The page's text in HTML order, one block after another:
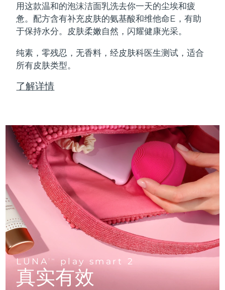
用这款温和的泡沫洁面乳洗去你一天的尘埃和疲
惫。配方含有补充皮肤的氨基酸和维他命E，有助
于保持水分。皮肤柔嫩自然，闪耀健康光采。
纯素，零残忍，无香料，经皮肤科医生测试，适合
所有皮肤类型。
了解详情
LUNATM play smart 2
真实有效
FAQ™护肤品
All FAQ™ skincare
FAQ™产品
All anti-aging treatments
FAQ™护肤品
All FAQ™ skincare
FAQ™产品
All LED treatments
FAQ™产品
All hair treatments
FAQ™ skincare
All FAQ™ skincare
FAQ™ products
PEACH™ 2 Pro Max
Professional IPL hair removal device
PEACH™ 2
Travel-friendly IPL hair removal
PEACH™ Cooling Prep Gel
Cooling IPL hair removal gel
BEAR™ 2 body
Microcurrent body toning
LUNA™ 4 body
Firming body serum
痘肌护理
ESPADA™ 2
Acne treatment device
ESPADA™ Blemish Solution
Concentrated acne gel
ESPADA™ 设备
All acne treatment devices
眼部护理
IRIS™ 2
Rejuvenating eye massager
眼部护肤
Advanced eye care treatment
眼部护理设备
All revitalizing eye massagers
KIWI™ derma
Diamond microdermabrasion .
KIWI™
Blackhead remover
KIWI™ 皮肤护理
Advanced pore care essentials
LUNA™ 4 hair
2-in-1 LED scalp massager
FLIP™ play advanced
LED light hairbrush
LUNA™ Dual-Peptide Scalp
For healthy hair
牙齿美白
NEW
issa™ Teeth Whitening Set
Dual LED + sonic device & 18% PAP gel
issa™ Teeth Whitening Gel
18% PAP
更多的
护肤品 男士
法属波利尼西亚 预计送达日期 8/13/26
直布罗陀
希腊
匈牙利 预计送达日期 8/9/26
冰岛 预计送达日期8/10/26
印度尼西亚 预计送达日期8/7/26
爱尔兰 预计送达日期8/9/26
马恩岛
以色列 预计送达日期8/13/26
意大利